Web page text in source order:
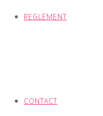
REGLEMENT
CONTACT